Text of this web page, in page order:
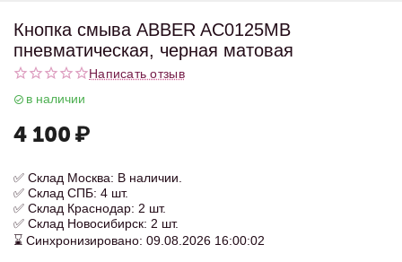
Кнопка смыва ABBER AC0125MB
пневматическая, черная матовая
Написать отзыв
в наличии
4 100 ₽
✅ Склад Москва: В наличии.
✅ Склад СПБ: 4 шт.
✅ Склад Краснодар: 2 шт.
✅ Склад Новосибирск: 2 шт.
⌛ Синхронизировано: 09.08.2026 16:00:02